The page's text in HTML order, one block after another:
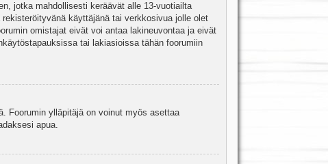
jotka mahdollisesti keräävät alle 13-vuotiailta
käyttäjänä tai verkkosivua jolle olet
omistajat eivät voi antaa lakineuvontaa ja eivät
tai lakiasioissa tähän foorumiin
Foorumin ylläpitäjä on voinut myös asettaa
apua.